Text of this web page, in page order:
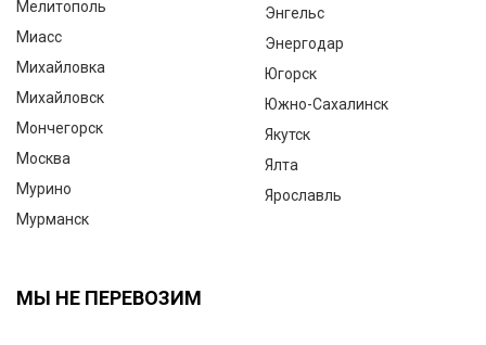
Мелитополь
Миасс
Михайловка
Михайловск
Мончегорск
Москва
Мурино
Мурманск
Энгельс
Энергодар
Югорск
Южно-Сахалинск
Якутск
Ялта
Ярославль
МЫ НЕ ПЕРЕВОЗИМ